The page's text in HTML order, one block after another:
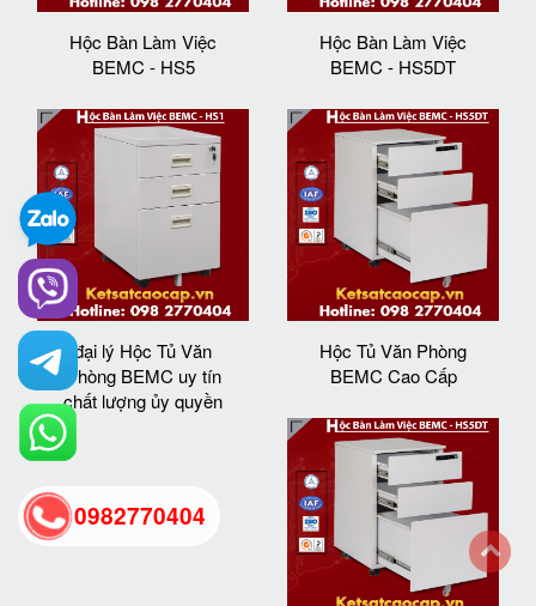
Hộc Bàn Làm Việc
BEMC - HS5
Hộc Bàn Làm Việc
BEMC - HS5DT
đại lý Hộc Tủ Văn
Phòng BEMC uy tín
chất lượng ủy quyền
Hộc Tủ Văn Phòng
BEMC Cao Cấp
0982770404
back